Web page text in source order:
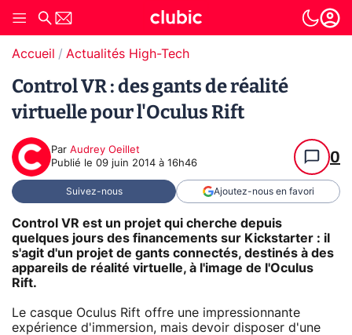
Accueil Actualités High-Tech
Control VR : des gants de réalité
virtuelle pour l'Oculus Rift
Par Audrey Oeillet
Publié le 09 juin 2014 à 16h46 0
Suivez-nous Ajoutez-nous en favori
Control VR est un projet qui cherche depuis
quelques jours des financements sur Kickstarter : il
s'agit d'un projet de gants connectés, destinés à des
appareils de réalité virtuelle, à l'image de l'Oculus
Rift.
Le casque Oculus Rift offre une impressionnante
expérience d'immersion, mais devoir disposer d'une